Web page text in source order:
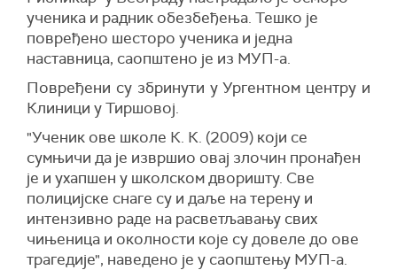
ученика и радник обезбеђења. Тешко је
повређено шесторо ученика и једна
наставница, саопштено је из МУП-а.
Повређени сузбринути у Ургентном центру и
Клиници у Тиршовој.
"Ученик ове школе К. К. (2009) који се
сумњичи да је извршио овај злочин пронађен
је и ухапшен у школском дворишту. Све
полицијске снаге су и даље на терену и
интензивно раде на расветљавању свих
чињеница и околности које су довеле до ове
трагедије", наведено је у саопштењу МУП-а.